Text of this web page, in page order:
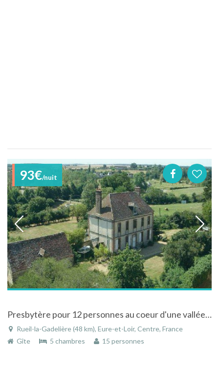
93€/nuit
Presbytère pour 12 personnes au coeur d'une vallée dans la région Centre
Rueil-la-Gadelière (48 km), Eure-et-Loir, Centre, France
Gîte
5 chambres 15 personnes